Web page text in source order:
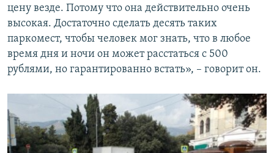
цену везде. Потому что она действительно очень
высокая. Достаточно сделать десять таких
паркомест, чтобы человек мог знать, что в любое
время дня и ночи он может расстаться с 500
рублями, но гарантированно встать», – говорит он.